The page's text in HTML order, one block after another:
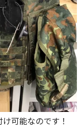
可能なのです！